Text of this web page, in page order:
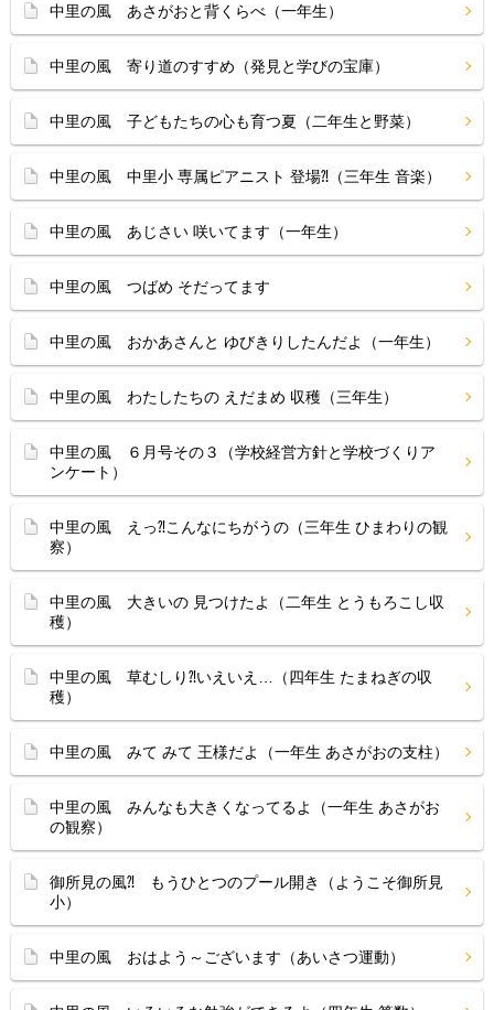
中里の風 あさがおと背くらべ（一年生）
中里の風 寄り道のすすめ（発見と学びの宝庫）
中里の風 子どもたちの心も育つ夏（二年生と野菜）
中里の風 中里小 専属ピアニスト 登場⁈（三年生 音楽）
中里の風 あじさい 咲いてます（一年生）
中里の風 つばめ そだってます
中里の風 おかあさんと ゆびきりしたんだよ（一年生）
中里の風 わたしたちの えだまめ 収穫（三年生）
中里の風 ６月号その３（学校経営方針と学校づくりア
ンケート）
中里の風 えっ⁈こんなにちがうの（三年生 ひまわりの観
察）
中里の風 大きいの 見つけたよ（二年生 とうもろこし収
穫）
中里の風 草むしり⁈いえいえ…（四年生 たまねぎの収
穫）
中里の風 みて みて 王様だよ（一年生 あさがおの支柱）
中里の風 みんなも大きくなってるよ（一年生 あさがお
の観察）
御所見の風⁈ もうひとつのプール開き（ようこそ御所見
小）
中里の風 おはよう～ございます（あいさつ運動）